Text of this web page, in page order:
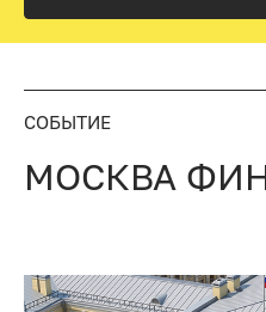
СОБЫТИЕ
МОСКВА